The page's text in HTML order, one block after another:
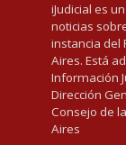
iJudicial es
noticias
instancia del
Aires. Está
Información
Dirección
Consejo de
Aires